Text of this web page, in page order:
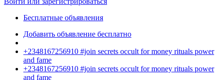
Бесплатные объявления
Добавить объявление бесплатно
+2348167256910 #join secrets occult for money rituals power
and fame
+2348167256910 #join secrets occult for money rituals power
and fame